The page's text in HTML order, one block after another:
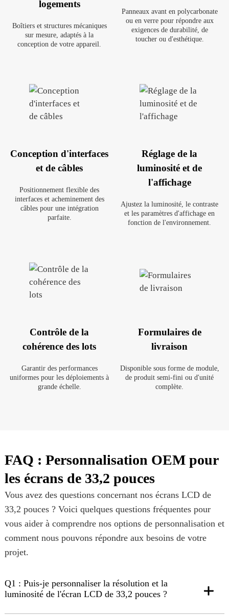
logements
Boîtiers et structures mécaniques
sur mesure, adaptés à la
conception de votre appareil.
Panneaux avant en polycarbonate
ou en verre pour répondre aux
exigences de durabilité, de
toucher ou d'esthétique.
Conception d'interfaces
et de câbles
Positionnement flexible des
interfaces et acheminement des
câbles pour une intégration
parfaite.
Réglage de la
luminosité et de
l'affichage
Ajustez la luminosité, le contraste
et les paramètres d'affichage en
fonction de l'environnement.
Contrôle de la
cohérence des lots
Garantir des performances
uniformes pour les déploiements à
grande échelle.
Formulaires de
livraison
Disponible sous forme de module,
de produit semi-fini ou d'unité
complète.
FAQ : Personnalisation OEM pour
les écrans de 33,2 pouces
Vous avez des questions concernant nos écrans LCD de
33,2 pouces ? Voici quelques questions fréquentes pour
vous aider à comprendre nos options de personnalisation et
comment nous pouvons répondre aux besoins de votre
projet.
Q1 : Puis-je personnaliser la résolution et la
luminosité de l'écran LCD de 33,2 pouces ?